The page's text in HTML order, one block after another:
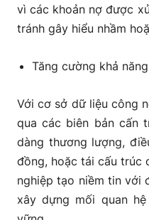
vì các khoản nợ được
tránh gây hiểu nhầm
Tăng cường khả
Với cơ sở dữ liệu công
qua các biên bản cấn
dàng thương lượng,
đồng, hoặc tái cấu trúc
nghiệp tạo niềm tin với
xây dựng mối quan